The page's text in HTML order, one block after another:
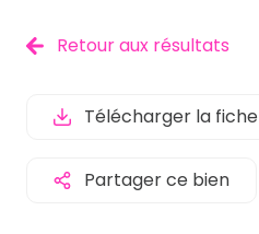
ESTIMER
ALERTE
E-MAIL
NOUS
Retour aux résultats
Télécharger la fiche
Partager ce bien